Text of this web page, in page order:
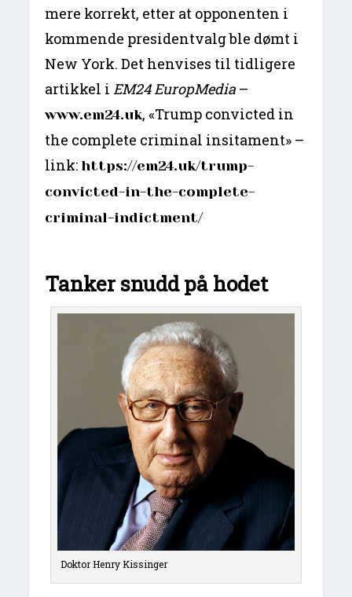
mere korrekt, etter at opponenten i
kommende presidentvalg ble dømt i
New York. Det henvises til tidligere
artikkel i EM24 EuropMedia –
www.em24.uk, «Trump convicted in
the complete criminal insitament» –
link: https://em24.uk/trump-
convicted-in-the-complete-
criminal-indictment/
Tanker snudd på hodet
Doktor Henry Kissinger